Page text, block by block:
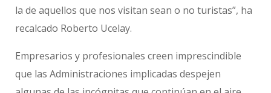
la de aquellos que nos visitan sean o no turistas”, ha
recalcado Roberto Ucelay.
Empresarios y profesionales creen imprescindible
que las Administraciones implicadas despejen